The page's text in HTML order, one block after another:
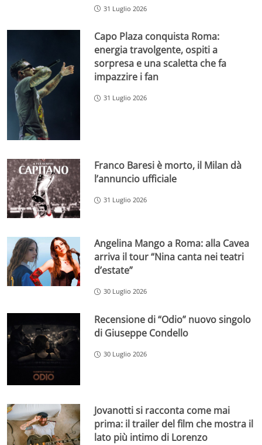
31 Luglio 2026
Capo Plaza conquista Roma:
energia travolgente, ospiti a
sorpresa e una scaletta che fa
impazzire i fan
31 Luglio 2026
Franco Baresi è morto, il Milan dà
l’annuncio ufficiale
31 Luglio 2026
Angelina Mango a Roma: alla Cavea
arriva il tour “Nina canta nei teatri
d’estate”
30 Luglio 2026
Recensione di “Odio” nuovo singolo
di Giuseppe Condello
30 Luglio 2026
Jovanotti si racconta come mai
prima: il trailer del film che mostra il
lato più intimo di Lorenzo